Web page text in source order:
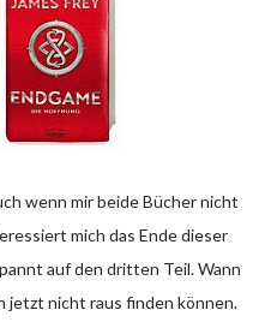
mich das Ende dieser
auf den dritten Teil. Wann
jetzt nicht raus finden können.